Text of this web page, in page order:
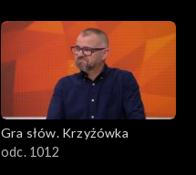
Gra słów. Krzyżówka
odc. 1012